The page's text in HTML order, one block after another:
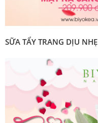
SỮA TẨY TRANG DỊU NHẸ